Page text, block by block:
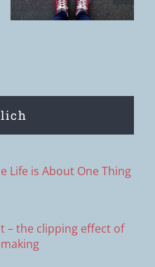
Life is About One Thing
– the clipping effect of